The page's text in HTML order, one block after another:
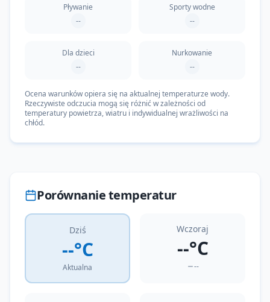
Pływanie
--
Sporty wodne
--
Dla dzieci
--
Nurkowanie
--
Ocena warunków opiera się na aktualnej temperaturze wody.
Rzeczywiste odczucia mogą się różnić w zależności od
temperatury powietrza, wiatru i indywidualnej wrażliwości na
chłód.
Porównanie temperatur
Dziś
--°C
Aktualna
Wczoraj
--°C
--